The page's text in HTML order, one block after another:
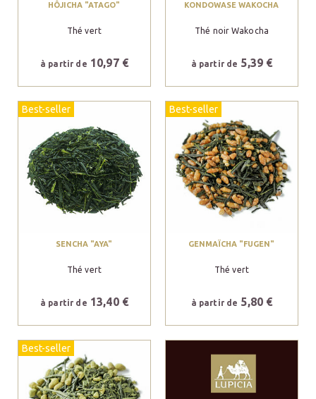
HÔJICHA "ATAGO"
Thé vert
à partir de 10,97 €
KONDOWASE WAKOCHA
Thé noir Wakocha
à partir de 5,39 €
Best-seller
SENCHA "AYA"
Thé vert
à partir de 13,40 €
Best-seller
GENMAÏCHA "FUGEN"
Thé vert
à partir de 5,80 €
Best-seller